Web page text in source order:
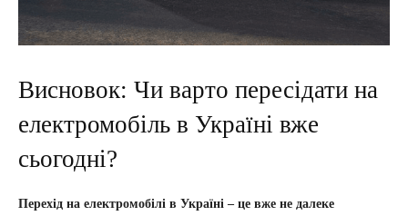
Висновок: Чи варто пересідати на
електромобіль в Україні вже
сьогодні?
Перехід на електромобілі в Україні – це вже не далеке